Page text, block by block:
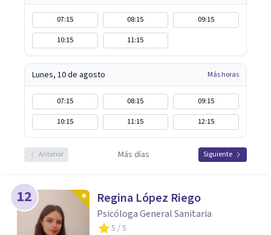
07:15 08:15
09:15
10:15
11:15
Lunes, 10 de agosto Más horas
07:15 08:15
09:15
10:15
11:15 12:15
Anterior Más días Siguiente
12 Regina López Riego
Psicóloga General Sanitaria
5 / 5